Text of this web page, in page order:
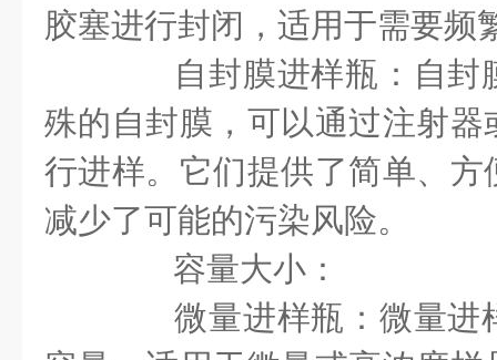
胶塞进行封闭，适用于需要频
自封膜进样瓶：自封
殊的自封膜，可以通过注射
行进样。它们提供了简单、
减少了可能的污染风险。
容量大小：
微量进样瓶：微量进